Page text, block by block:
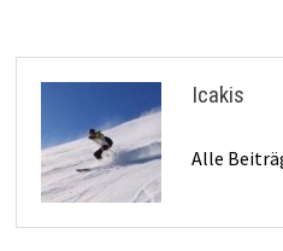
Icakis
Alle